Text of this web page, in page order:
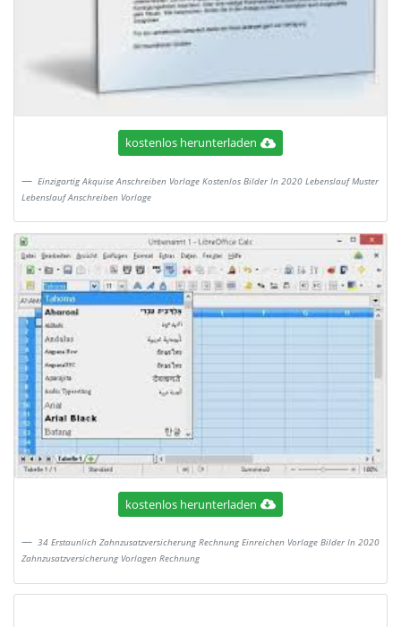
kostenlos herunterladen
Einzigartig Akquise Anschreiben Vorlage Kostenlos Bilder In 2020 Lebenslauf Muster
Lebenslauf Anschreiben Vorlage
kostenlos herunterladen
34 Erstaunlich Zahnzusatzversicherung Rechnung Einreichen Vorlage Bilder In 2020
Zahnzusatzversicherung Vorlagen Rechnung